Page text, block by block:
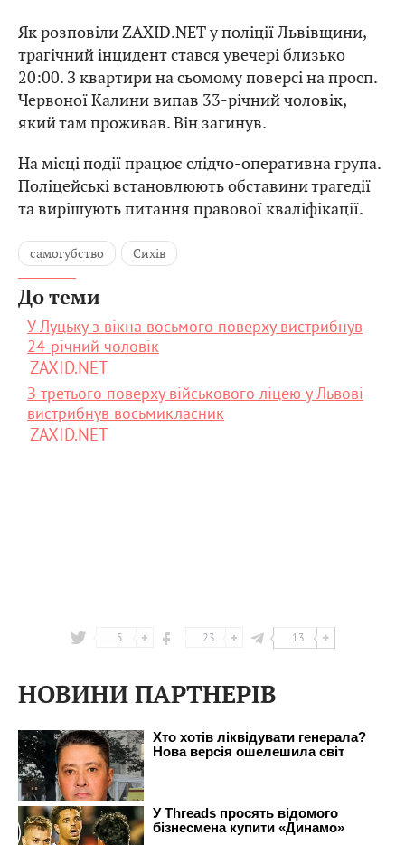
Як розповіли ZAXID.NET у поліції Львівщини,
трагічний інцидент стався увечері близько
20:00. З квартири на сьомому поверсі на просп.
Червоної Калини випав 33-річний чоловік,
який там проживав. Він загинув.
На місці події працює слідчо-оперативна група.
Поліцейські встановлюють обставини трагедії
та вирішують питання правової кваліфікації.
самогубство Сихів
До теми
У Луцьку з вікна восьмого поверху вистрибнув
24-річний чоловік
ZAXID.NET
З третього поверху військового ліцею у Львові
вистрибнув восьмикласник
ZAXID.NET
5 23 13
НОВИНИ ПАРТНЕРІВ